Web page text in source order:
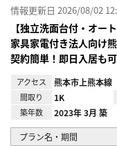
情報更新日 2026/08/02
【独立洗面台付・オー
家具家電付き法人向け
契約簡単！即日入居も可
アクセス 熊本市上熊本線
間取り 1K
築年数 2023年 3月 築
プラン名・期間